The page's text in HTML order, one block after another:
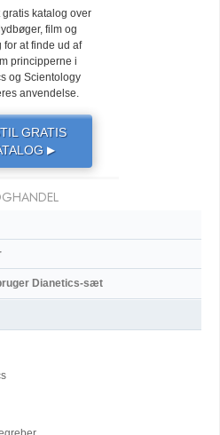
gratis katalog over
film og
for at finde ud af
principperne i
og Scientology
anvendelse.
GRATIS
▶
Dianetics-sæt